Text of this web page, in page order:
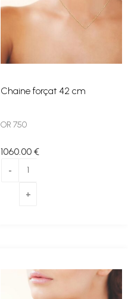
Chaine forçat 42 cm
OR 750
1060.00 €